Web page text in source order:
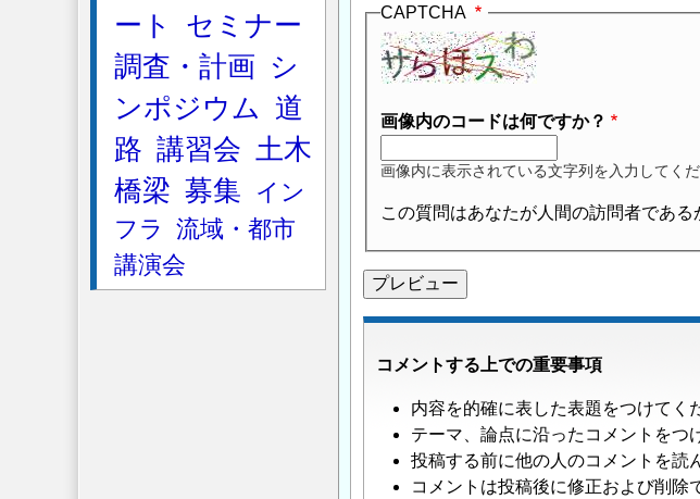
CAPTCHA
画像内のコードは何ですか？
画像内に表示されている文字列を入力してくだ
この質問はあなたが人間の訪問者であ
コメントする上での重要事項
内容を的確に表した表題をつけてく
テーマ、論点に沿ったコメントをつ
投稿する前に他の人のコメントを読
コメントは投稿後に修正および削除
ート
セミナー
調査・計画
シ
ンポジウム 道
路 講習会 土木
橋梁 募集
イン
フラ
流域・都市
講演会